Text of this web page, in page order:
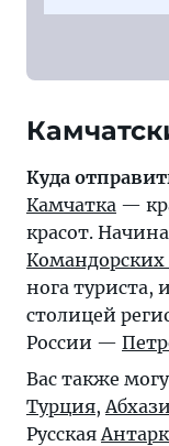
Куда
Камчатка —
красот.
Командорских
нога туриста,
столицей
России —
Вас также
Турция,
Русская